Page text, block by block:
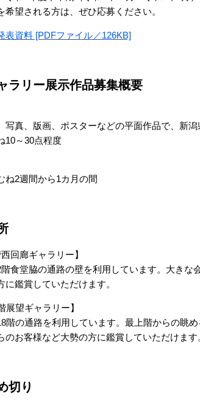
希望される方は、ぜひ応募ください。
表資料 [PDFファイル／126KB]
ラリー展示作品募集概要
、版画、ポスターなどの平面作品で、新潟
10～30点程度
2週間から1カ月の間
西回廊ギャラリー】
堂脇の通路の壁を利用しています。大きな
鑑賞していただけます。
展望ギャラリー】
の通路を利用しています。最上階からの眺め
お客様など大勢の方に鑑賞していただけます
切り